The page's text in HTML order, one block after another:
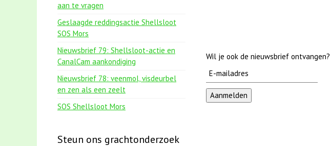
Wil je ook de nieuwsbrief ontvangen?
aan te vragen
Geslaagde reddingsactie Shellsloot
SOS Mors
Nieuwsbrief 79: Shellsloot-actie en
CanalCam aankondiging
Nieuwsbrief 78: veenmol, visdeurbel
en zen als een zeelt
SOS Shellsloot Mors
Steun ons grachtonderzoek